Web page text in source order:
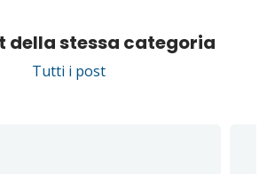
della stessa categoria
Tutti i post